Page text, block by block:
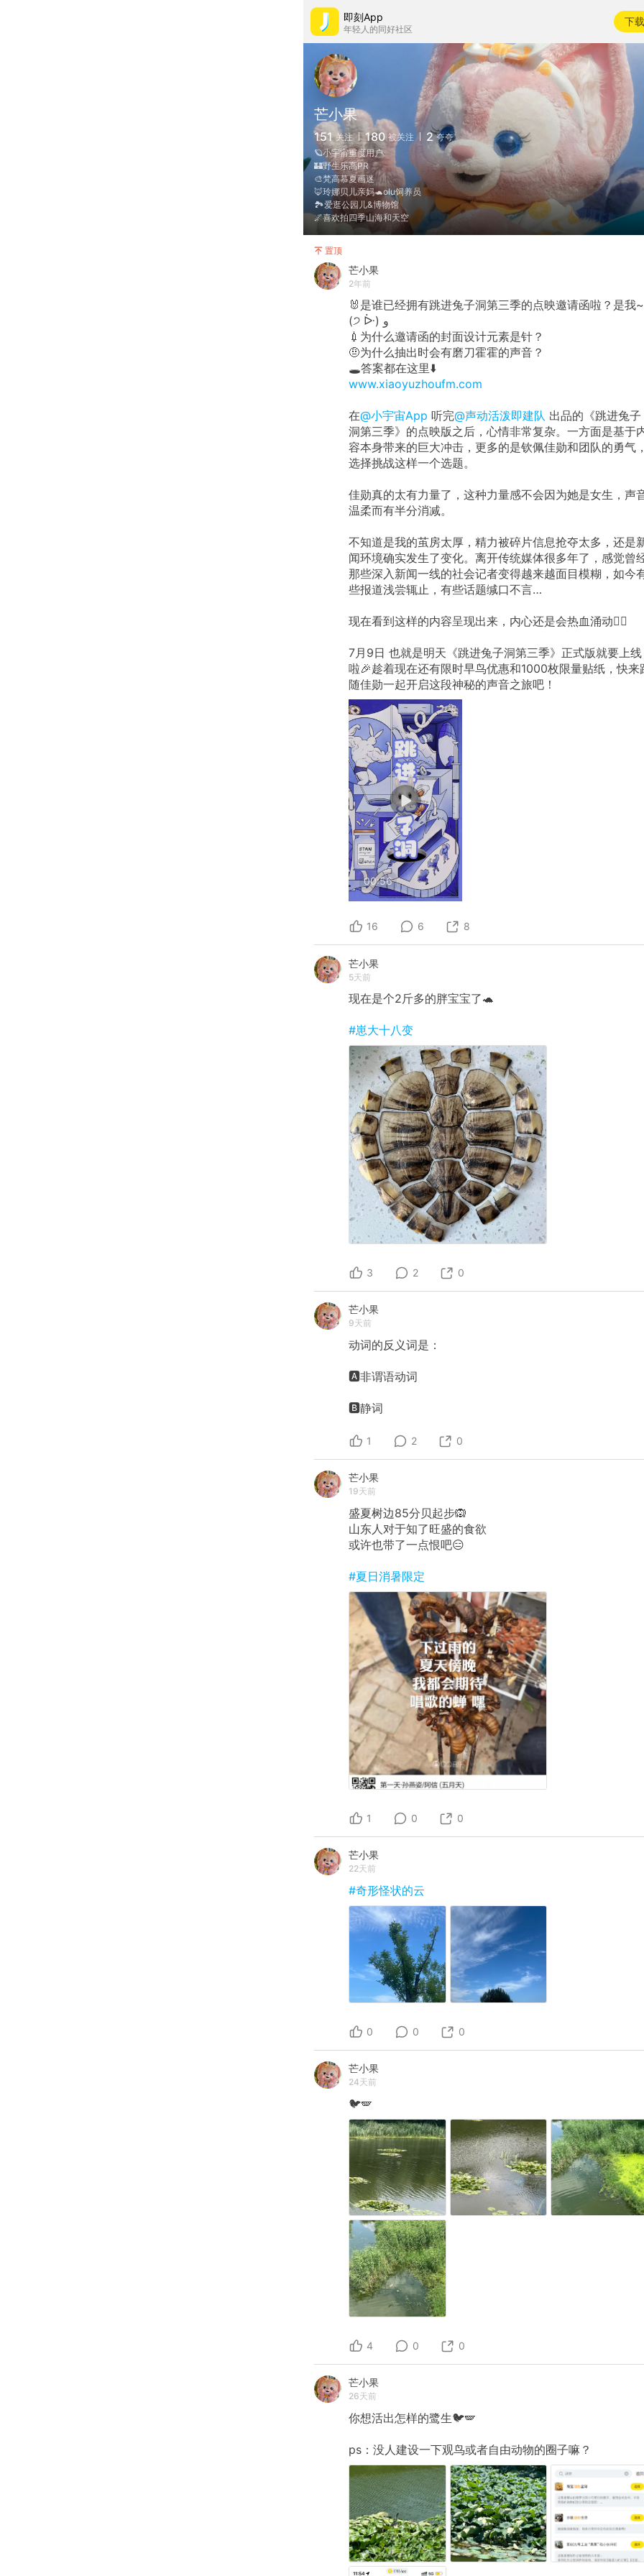
即刻App
年轻人的同好社区
下载
芒小果
151 关注 180 被关注 2 夸夸
🪐小宇宙重度用户
🏰野生乐高PR
🎨梵高慕夏画迷
🦊玲娜贝儿亲妈🐢olu饲养员
🏞️爱逛公园儿&博物馆
🌌喜欢拍四季山海和天空
置顶
芒小果
2年前
🐰是谁已经拥有跳进兔子洞第三季的点映邀请函啦？是我
(੭ ᐕ) و
💉为什么邀请函的封面设计元素是针？
🤨为什么抽出时会有磨刀霍霍的声音？
🕳️答案都在这里⬇️
www.xiaoyuzhoufm.com
在@小宇宙App 听完@声动活泼即建队 出品的《跳进兔子
洞第三季》的点映版之后，心情非常复杂。一方面是基于
容本身带来的巨大冲击，更多的是钦佩佳勋和团队的勇气
选择挑战这样一个选题。
佳勋真的太有力量了，这种力量感不会因为她是女生，声
温柔而有半分消减。
不知道是我的茧房太厚，精力被碎片信息抢夺太多，还是
闻环境确实发生了变化。离开传统媒体很多年了，感觉曾
那些深入新闻一线的社会记者变得越来越面目模糊，如今
些报道浅尝辄止，有些话题缄口不言…
现在看到这样的内容呈现出来，内心还是会热血涌动❤️‍🔥
7月9日 也就是明天《跳进兔子洞第三季》正式版就要上线
啦🎉趁着现在还有限时早鸟优惠和1000枚限量贴纸，快来
随佳勋一起开启这段神秘的声音之旅吧！
00:56
16 6 8
芒小果
5天前
现在是个2斤多的胖宝宝了🐢
#崽大十八变
3 2 0
芒小果
9天前
动词的反义词是：
🅰️非谓语动词
🅱️静词
1 2 0
芒小果
19天前
盛夏树边85分贝起步🙉
山东人对于知了旺盛的食欲
或许也带了一点恨吧😑
#夏日消暑限定
1 0 0
芒小果
22天前
#奇形怪状的云
0 0 0
芒小果
24天前
🐦🪽
4 0 0
芒小果
26天前
你想活出怎样的鹭生🐦🪽
ps：没人建设一下观鸟或者自由动物的圈子嘛？